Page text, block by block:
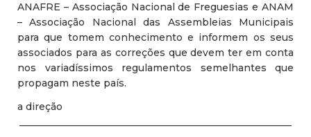
ANAFRE – Associação Nacional de Freguesias e ANAM
– Associação Nacional das Assembleias Municipais
para que tomem conhecimento e informem os seus
associados para as correções que devem ter em conta
nos variadíssimos regulamentos semelhantes que
propagam neste país.
a direção